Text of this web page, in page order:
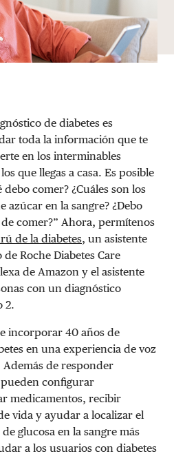
de diabetes es
toda la información que te
en los interminables
que llegas a casa. Es posible
comer? ¿Cuáles son los
azúcar en la sangre? ¿Debo
comer?” Ahora, permítenos
de la diabetes, un asistente
Roche Diabetes Care
de Amazon y el asistente
con un diagnóstico
2.
incorporar 40 años de
en una experiencia de voz
Además de responder
configurar
medicamentos, recibir
vida y ayudar a localizar el
glucosa en la sangre más
a los usuarios con diabetes